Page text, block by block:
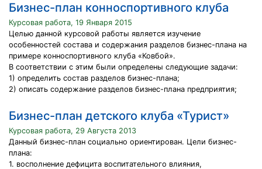
Бизнес-план конноспортивного клуба
Курсовая работа, 19 Января 2015
Целью данной курсовой работы является изучение
особенностей состава и содержания разделов бизнес-плана на
примере конноспортивного клуба «Ковбой».
В соответствии с этим были определены следующие задачи:
1) определить состав разделов бизнес-плана;
2) описать содержание разделов бизнес-плана предприятия;
Бизнес-план детского клуба «Турист»
Курсовая работа, 29 Августа 2013
Данный бизнес-план социально ориентирован. Цели бизнес-
плана:
1. восполнение дефицита воспитательного влияния,